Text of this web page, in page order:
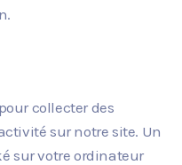
collecter des
sur notre site. Un
sur votre ordinateur